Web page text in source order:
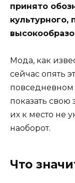
принято
культурного,
Мода, как
сейчас опять
повседневном
показать
их к место не
наоборот.
Что